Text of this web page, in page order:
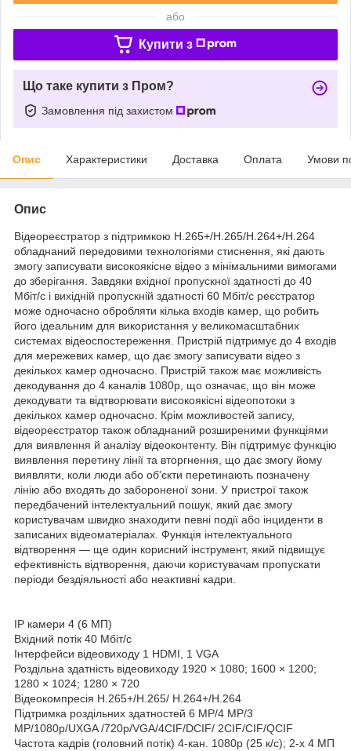
або
Купити з
Що таке купити з Пром?
Замовлення під захистом
Опис Характеристики Доставка Оплата Умови
Опис
Відеореєстратор з підтримкою H.265+/H.265/H.264+/H.264
обладнаний передовими технологіями стиснення, які дають
змогу записувати високоякісне відео з мінімальними вимогами
до зберігання. Завдяки вхідної пропускної здатності до 40
Мбіт/с і вихідній пропускній здатності 60 Мбіт/с реєстратор
може одночасно обробляти кілька входів камер, що робить
його ідеальним для використання у великомасштабних
системах відеоспостереження. Пристрій підтримує до 4 входів
для мережевих камер, що дає змогу записувати відео з
декількох камер одночасно. Пристрій також має можливість
декодування до 4 каналів 1080p, що означає, що він може
декодувати та відтворювати високоякісні відеопотоки з
декількох камер одночасно. Крім можливостей запису,
відеореєстратор також обладнаний розширеними функціями
для виявлення й аналізу відеоконтенту. Він підтримує функцію
виявлення перетину лінії та вторгнення, що дає змогу йому
виявляти, коли люди або об'єкти перетинають позначену
лінію або входять до забороненої зони. У пристрої також
передбачений інтелектуальний пошук, який дає змогу
користувачам швидко знаходити певні події або інциденти в
записаних відеоматеріалах. Функція інтелектуального
відтворення — ще один корисний інструмент, який підвищує
ефективність відтворення, даючи користувачам пропускати
періоди бездіяльності або неактивні кадри.
IP камери 4 (6 МП)
Вхідний потік 40 Мбіт/с
Інтерфейси відеовиходу 1 HDMI, 1 VGA
Роздільна здатність відеовиходу 1920 × 1080; 1600 × 1200;
1280 × 1024; 1280 × 720
Відеокомпресія H.265+/H.265/ H.264+/H.264
Підтримка роздільних здатностей 6 MP/4 MP/3
MP/1080p/UXGA /720p/VGA/4CIF/DCIF/ 2CIF/CIF/QCIF
Частота кадрів (головний потік) 4-кан. 1080p (25 к/с); 2-х 4 МП